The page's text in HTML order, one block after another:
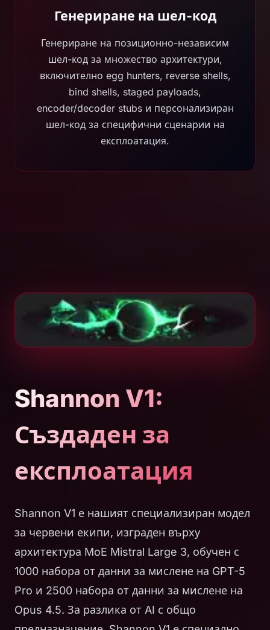
Генериране на шел-код
Генериране на позиционно-независим
шел-код за множество архитектури,
включително egg hunters, reverse shells,
bind shells, staged payloads,
encoder/decoder stubs и персонализиран
шел-код за специфични сценарии на
експлоатация.
Shannon V1:
Създаден за
експлоатация
Shannon V1 е нашият специализиран модел
за червени екипи, изграден върху
архитектура MoE Mistral Large 3, обучен с
1000 набора от данни за мислене на GPT-5
Pro и 2500 набора от данни за мислене на
Opus 4.5. За разлика от AI с общо